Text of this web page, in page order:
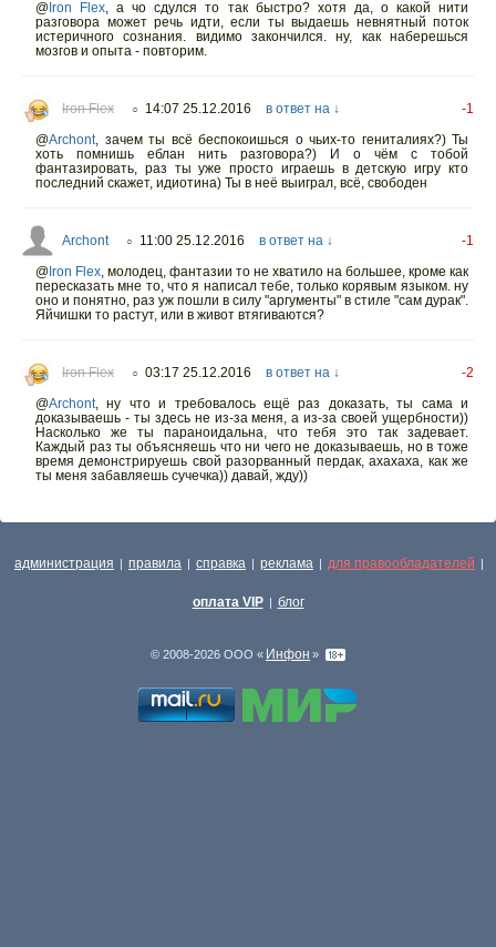
@ Iron Flex,а чо сдулся то так быстро? хотя да, о какой нити
разговора может речь идти, если ты выдаешь невнятный поток
истеричного сознания. видимо закончился. ну, как наберешься
мозгов и опыта - повторим.
Iron Flex ○ 14:07 25.12.2016 в ответ на ↓
-1
@Archont, зачем ты всё беспокоишься о чьих-то гениталиях?) Ты
хоть помнишь еблан нить разговора?) И о чём с тобой
фантазировать, раз ты уже просто играешь в детскую игру кто
последний скажет, идиотина) Ты в неё выиграл, всё, свободен
Archont ○ 11:00 25.12.2016 в ответ на ↓
-1
@ Iron Flex, молодец, фантазии то не хватило на большее, кроме как
пересказать мне то, что я написал тебе, только корявым языком. ну
оно и понятно, раз уж пошли в силу "аргументы" в стиле "сам дурак".
Яйчишки то растут, или в живот втягиваются?
Iron Flex ○ 03:17 25.12.2016 в ответ на ↓
-2
@Archont,ну что и требовалось ещё раз доказать, ты сама и
доказываешь - ты здесь не из-за меня, а из-за своей ущербности))
Насколько же ты параноидальна, что тебя это так задевает.
Каждый раз ты объясняешь что ни чего не доказываешь, но в тоже
время демонстрируешь свой разорванный пердак, ахахаха, как же
ты меня забавляешь сучечка)) давай, жду))
администрация | правила | справка | реклама | для правообладателей |
оплата VIP | блог
© 2008-2026 ООО « Инфон »